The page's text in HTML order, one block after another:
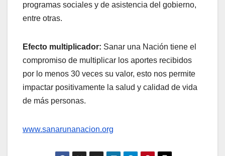
programas sociales y de asistencia del gobierno,
entre otras.
Efecto multiplicador: Sanar una Nación tiene el
compromiso de multiplicar los aportes recibidos
por lo menos 30 veces su valor, esto nos permite
impactar positivamente la salud y calidad de vida
de más personas.
www.sanarunanacion.org